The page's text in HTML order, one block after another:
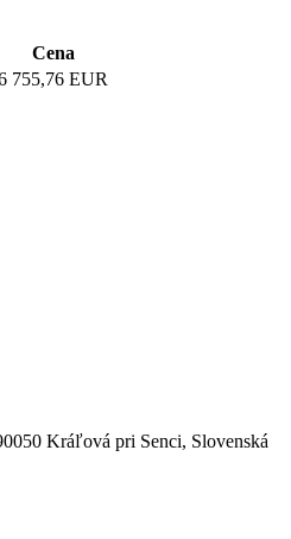
Cena
755,76 EUR
Kráľová pri Senci, Slovenská